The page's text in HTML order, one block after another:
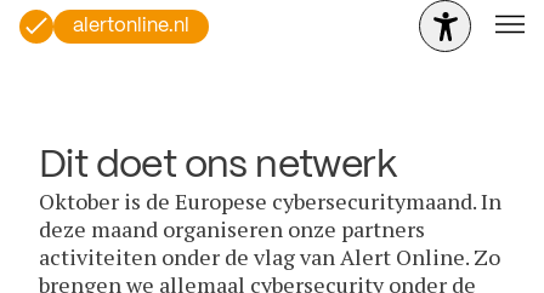
alertonline.nl
Dit doet ons netwerk
Oktober is de Europese cybersecuritymaand. In
deze maand organiseren onze partners
activiteiten onder de vlag van Alert Online. Zo
brengen we allemaal cybersecurity onder de